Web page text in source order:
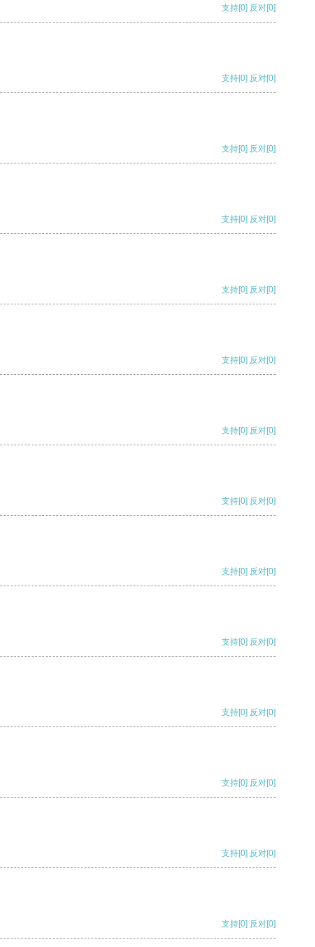
支持[0] 反对[0]
支持[0] 反对[0]
支持[0] 反对[0]
支持[0] 反对[0]
支持[0] 反对[0]
支持[0] 反对[0]
支持[0] 反对[0]
支持[0] 反对[0]
支持[0] 反对[0]
支持[0] 反对[0]
支持[0] 反对[0]
支持[0] 反对[0]
支持[0] 反对[0]
支持[0] 反对[0]